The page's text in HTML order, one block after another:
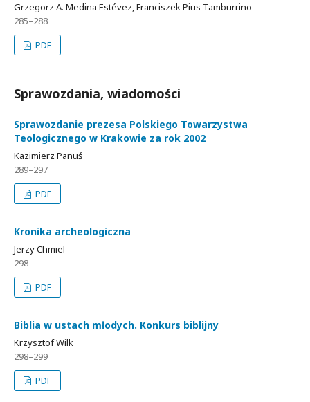
Grzegorz A. Medina Estévez, Franciszek Pius Tamburrino
285–288
PDF
Sprawozdania, wiadomości
Sprawozdanie prezesa Polskiego Towarzystwa
Teologicznego w Krakowie za rok 2002
Kazimierz Panuś
289–297
PDF
Kronika archeologiczna
Jerzy Chmiel
298
PDF
Biblia w ustach młodych. Konkurs biblijny
Krzysztof Wilk
298–299
PDF